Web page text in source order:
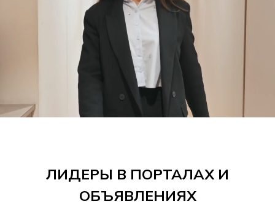
ЛИДЕРЫ В ПОРТАЛАХ И
ОБЪЯВЛЕНИЯХ